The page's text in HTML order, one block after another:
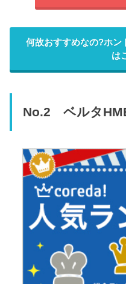
何故おすすめなの?ホン
は
No.2 ベルタ